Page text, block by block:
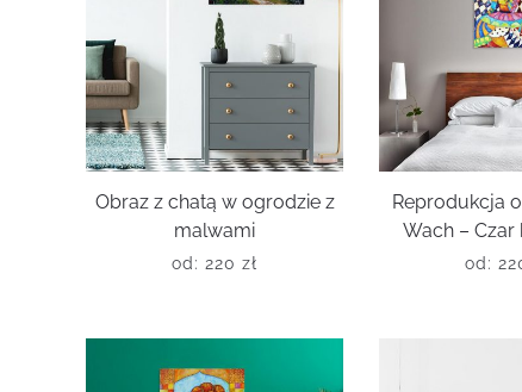
Obraz z chatą w ogrodzie z
malwami
od: 220 zł
Reprodukcja
Wach – Czar
od: